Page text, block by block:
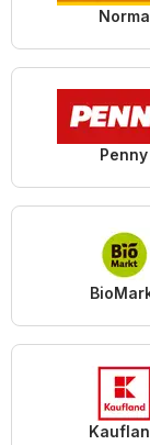
Norma
Penny